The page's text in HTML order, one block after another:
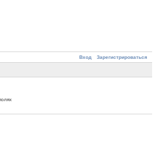
Вход
Зарегистрироваться